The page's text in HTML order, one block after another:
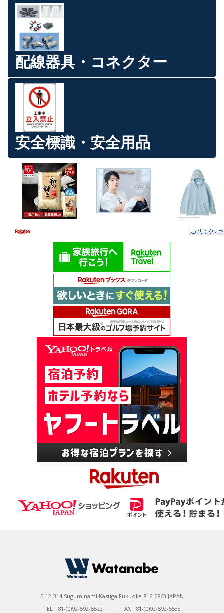
配線器具・コネクター
安全標識・安全用品
5-12-314 Suguminami Kasuga Fukuoka 816-0863 JAPAN
TEL +81-(0)92-592-5522 | FAX +81-(0)92-592-5533